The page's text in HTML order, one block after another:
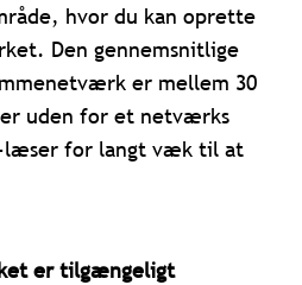
hvor du kan oprette
Den gennemsnitlige
er mellem 30
er uden for et netværks
for langt væk til at
er tilgængeligt